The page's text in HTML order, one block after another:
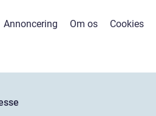
Annoncering Om os Cookies